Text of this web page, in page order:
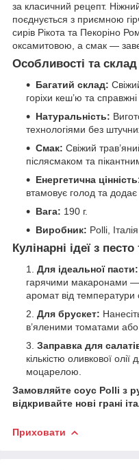
за класичний рецепт.
поєднується з приємною
сирів Рікота та Пекоріно
оксамитовою, а смак —
Особливості та
Багатий склад:
горіхи кеш’ю та справжні
Натуральність:
технологіями без
Смак: Свіжий
післясмаком та
Енергетична
втамовує голод та додає
Вага: 190 г.
Виробник: Polli, Італія.
Кулінарні ідеї з
Для ідеальної пасти:
гарячими макаронами —
аромат від температури
Для брускет:
в’яленими томатами
Заправка для
кількістю оливкової
моцарелою.
Замовляйте соус Polli з
відкривайте нові грані
Приховати